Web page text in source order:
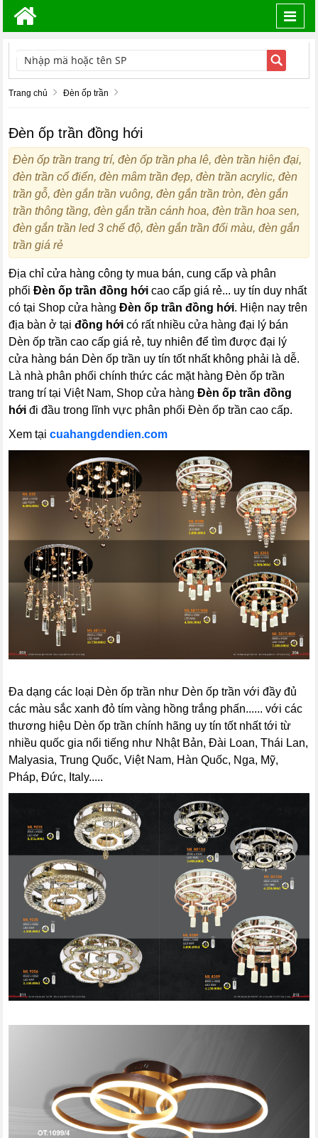
TÌM KIẾM
Trang chủ Đèn ốp trần
Đèn ốp trần đồng hới
Đèn ốp trần trang trí, đèn ốp trần pha lê, đèn trần hiện đại,
đèn trần cổ điển, đèn mâm trần đẹp, đèn trần acrylic, đèn
trần gỗ, đèn gắn trần vuông, đèn gắn trần tròn, đèn gắn
trần thông tầng, đèn gắn trần cánh hoa, đèn trần hoa sen,
đèn gắn trần led 3 chế độ, đèn gắn trần đổi màu, đèn gắn
trần giá rẻ
Địa chỉ cửa hàng công ty mua bán, cung cấp và phân
phốiĐèn ốp trần đồng hới cao cấp giá rẻ... uy tín duy nhất
có tại Shop cửa hàngĐèn ốp trần đồng hới. Hiện nay trên
địa bàn ở tạiđồng hới có rất nhiều cửa hàng đại lý bán
Dèn ốp trần cao cấp giá rẻ, tuy nhiên để tìm được đại lý
cửa hàng bán Dèn ốp trần uy tín tốt nhất không phải là dễ.
Là nhà phân phối chính thức các mặt hàng Đèn ốp trần
trang trí tại Việt Nam, Shop cửa hàngĐèn ốp trần đồng
hới đi đầu trong lĩnh vực phân phối Đèn ốp trần cao cấp.
Xem tạicuahangdendien.com
Đa dạng các loại Dèn ốp trần như Dèn ốp trần với đầy đủ
các màu sắc xanh đỏ tím vàng hồng trắng phấn...... với các
thương hiệu Dèn ốp trần chính hãng uy tín tốt nhất tới từ
nhiều quốc gia nổi tiếng như Nhật Bản, Đài Loan, Thái Lan,
Malyasia, Trung Quốc, Việt Nam, Hàn Quốc, Nga, Mỹ,
Pháp, Đức, Italy.....